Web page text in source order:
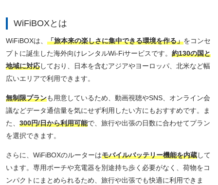
WiFiBOXとは
WiFiBOXは、 「旅本来の楽しさに集中できる環境を作る」をコンセ
プトに誕生した海外向けレンタルWi-Fiサービスです。 約130の国と
地域に対応しており、日本を含むアジアやヨーロッパ、北米など幅
広いエリアで利用できます。
無制限プランも用意しているため、動画視聴やSNS、オンライン会
議などデータ通信量を気にせず利用したい方にもおすすめです。ま
た、 300円/日から利用可能で、旅行や出張の日数に合わせてプラン
を選択できます。
さらに、WiFiBOXのルーターはモバイルバッテリー機能を内蔵して
います。専用ポーチや充電器を別途持ち歩く必要がなく、荷物をコ
ンパクトにまとめられるため、旅行や出張でも快適に利用できま